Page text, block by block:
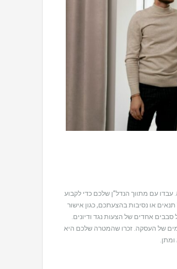
עם מתווך הנדל”ן שלכם כדי לקבוע
או נסיבות בהצעתכם, כגון אישור
אחדים של הצעות נגד ודיונים.
של העסקה. זכרו שהמטרה שלכם היא